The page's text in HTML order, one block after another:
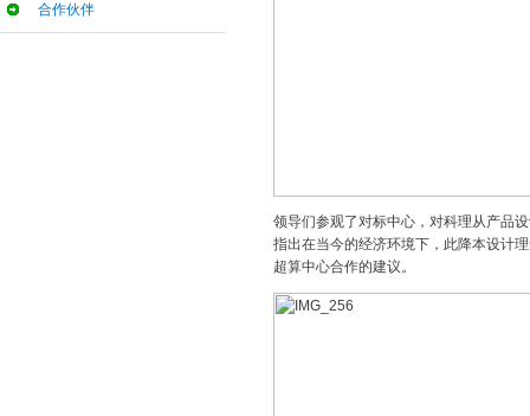
合作伙伴
领导们参观了对标中心，对科理从产品
指出在当今的经济环境下，此降本设计
超算中心合作的建议。